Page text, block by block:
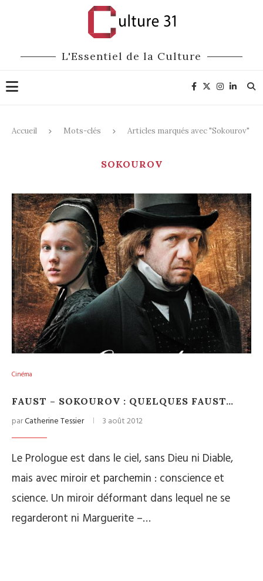
L'Essentiel de la Culture
Accueil Mots-clés Articles marqués avec "Sokourov"
SOKOUROV
Cinéma
FAUST – SOKOUROV : QUELQUES FAUST…
parCatherine Tessier 3 août 2012
Le Prologue est dans le ciel, sans Dieu ni Diable,
mais avec miroir et parchemin : conscience et
science. Un miroir déformant dans lequel ne se
regarderont ni Marguerite –…